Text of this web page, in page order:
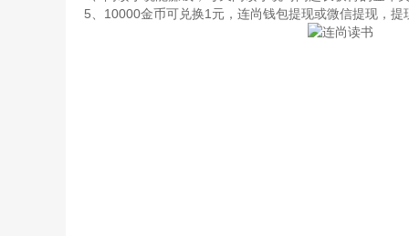
5、10000金币可兑换1元，连尚钱包提现或微信提现，提